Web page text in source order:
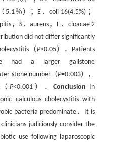
5.1％）；E．coli 16(4.5%) ；
，S．aureus，E．cloacae 2
did not differ significantly
（P>0.05）．Patients
had a larger gallstone
stone number（P=0.003），
（P<0.001）．Conclusion In
calculous cholecystitis with
bacteria predominate．It is
judiciously consider the
use following laparoscopic